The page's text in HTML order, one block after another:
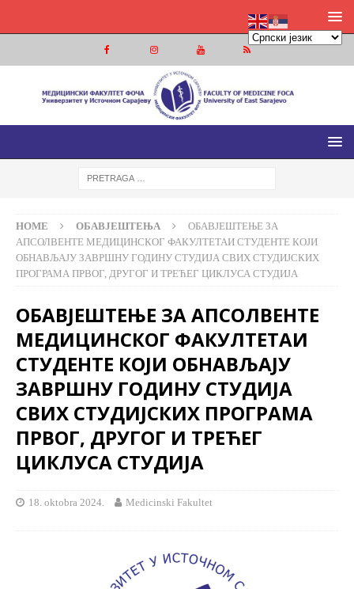
МЕДИЦИНСКИ ФАКУЛТЕТ ФОЧА
МЕДИЦИНСКИ ФАКУЛТЕТ УНИВЕРЗИТЕТА У ИСТОЧНОМ
HOME ОБАВЈЕШТЕЊА
ОБАВЈЕШТЕЊЕ ЗА
АПСОЛВЕНТЕ МЕДИЦИНСКОГ ФАКУЛТЕТАИ СТУДЕНТЕ КОЈИ
ОБНАВЉАЈУ ЗАВРШНУ ГОДИНУ СТУДИЈА СВИХ СТУДИЈСКИХ
ПРОГРАМА ПРВОГ, ДРУГОГ И ТРЕЋЕГ ЦИКЛУСА СТУДИЈА
ОБАВЈЕШТЕЊЕ ЗА АПСОЛВЕНТЕ
МЕДИЦИНСКОГ ФАКУЛТЕТАИ
СТУДЕНТЕ КОЈИ ОБНАВЉАЈУ
ЗАВРШНУ ГОДИНУ СТУДИЈА
СВИХ СТУДИЈСКИХ ПРОГРАМА
ПРВОГ, ДРУГОГ И ТРЕЋЕГ
ЦИКЛУСА СТУДИЈА
18. oktobra 2024. Medicinski Fakultet